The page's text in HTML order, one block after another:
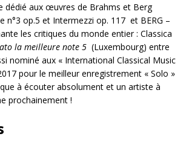
dédié aux œuvres de Brahms et Berg
n°3 op.5 et Intermezzi op. 117 et BERG –
les critiques du monde entier : Classica
la meilleure note 5 (Luxembourg) entre
nominé aux « International Classical Music
pour le meilleur enregistrement « Solo »
à écouter absolument et un artiste à
prochainement !